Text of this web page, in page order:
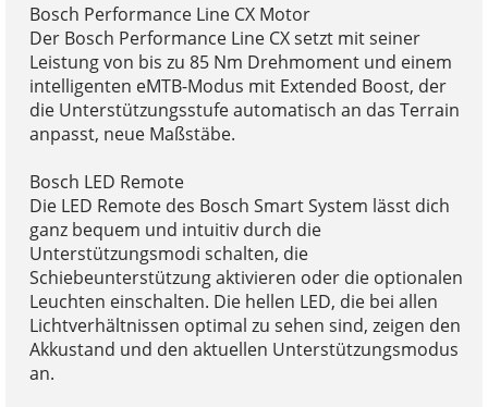
Bosch Performance Line CX Motor
Der Bosch Performance Line CX setzt mit seiner
Leistung von bis zu 85 Nm Drehmoment und einem
intelligenten eMTB-Modus mit Extended Boost, der
die Unterstützungsstufe automatisch an das Terrain
anpasst, neue Maßstäbe.
Bosch LED Remote
Die LED Remote des Bosch Smart System lässt dich
ganz bequem und intuitiv durch die
Unterstützungsmodi schalten, die
Schiebeunterstützung aktivieren oder die optionalen
Leuchten einschalten. Die hellen LED, die bei allen
Lichtverhältnissen optimal zu sehen sind, zeigen den
Akkustand und den aktuellen Unterstützungsmodus
an.